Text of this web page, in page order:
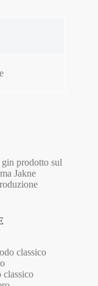
prodotto sul
Jakne
classico
classico